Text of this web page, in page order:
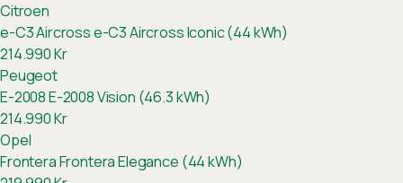
Citroen
e-C3 Aircrosse-C3 Aircross Iconic (44 kWh)
214.990Kr
Peugeot
E-2008E-2008 Vision (46.3 kWh)
214.990Kr
Opel
FronteraFrontera Elegance (44 kWh)